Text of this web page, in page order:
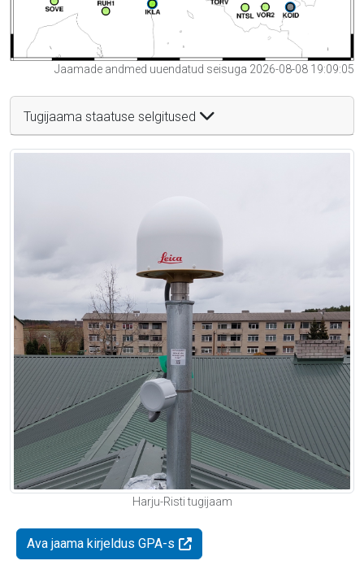
Jaamade andmed uuendatud seisuga 2026-08-08 19:09:05
Tugijaama staatuse selgitused
Harju-Risti tugijaam
Ava jaama kirjeldus GPA-s